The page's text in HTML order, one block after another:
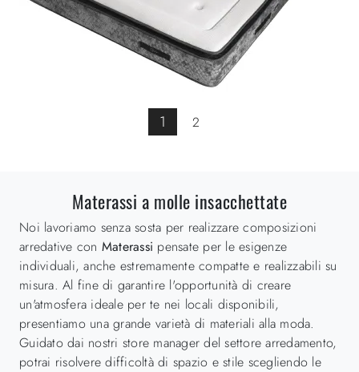
1 2
Materassi a molle insacchettate
Noi lavoriamo senza sosta per realizzare composizioni
arredative con Materassi pensate per le esigenze
individuali, anche estremamente compatte e realizzabili su
misura. Al fine di garantire l'opportunità di creare
un'atmosfera ideale per te nei locali disponibili,
presentiamo una grande varietà di materiali alla moda.
Guidato dai nostri store manager del settore arredamento,
potrai risolvere difficoltà di spazio e stile scegliendo le